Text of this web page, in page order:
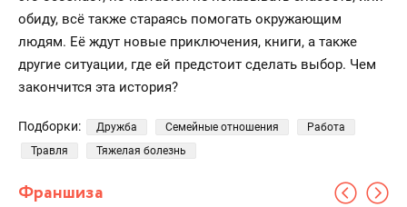
обиду, всё также стараясь помогать окружающим
людям. Её ждут новые приключения, книги, а также
другие ситуации, где ей предстоит сделать выбор. Чем
закончится эта история?
Подборки: Дружба Семейные отношения
Работа
Травля
Тяжелая болезнь
Франшиза